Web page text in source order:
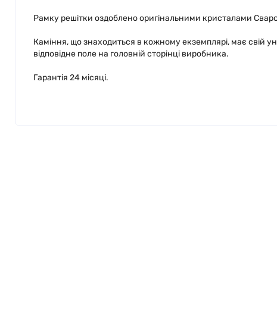
Рамку решітки оздоблено оригінальними кристалами
Каміння, що знаходиться в кожному екземплярі, має свій
відповідне поле на головній сторінці виробника.
Гарантія 24 місяці.